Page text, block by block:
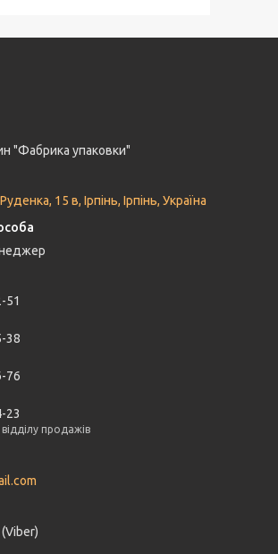
"Фабрика упаковки"
15 в, Ірпінь, Ірпінь, Україна
51
38
76
23
продажів